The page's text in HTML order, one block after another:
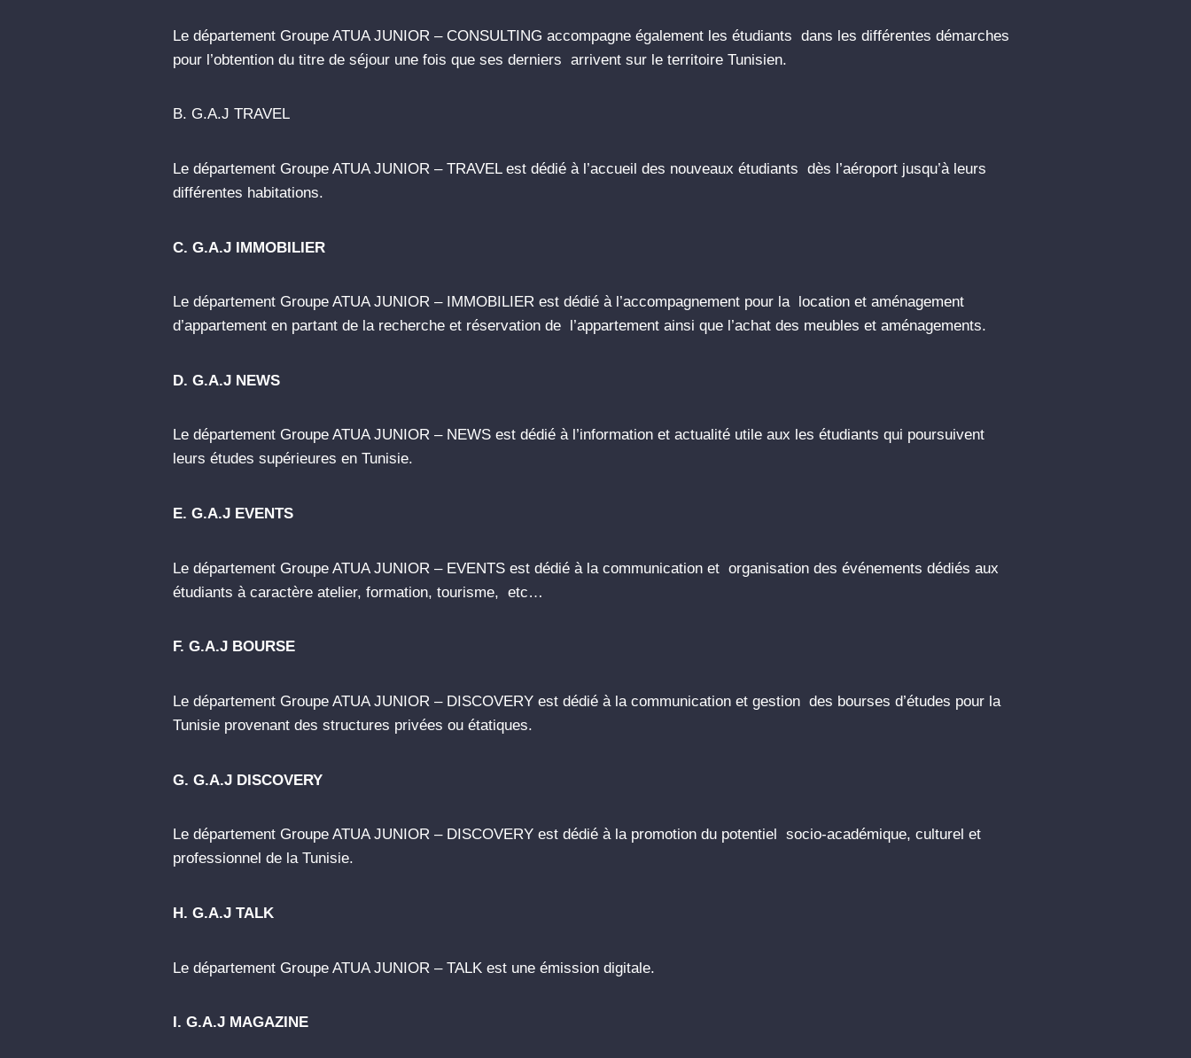
Le département Groupe ATUA JUNIOR – CONSULTING accompagne également les étudiants dans les différentes démarches
pour l’obtention du titre de séjour une fois que ses derniers arrivent sur le territoire Tunisien.
B. G.A.J TRAVEL
Le département Groupe ATUA JUNIOR – TRAVEL est dédié à l’accueil des nouveaux étudiants dès l’aéroport jusqu’à leurs
différentes habitations.
C. G.A.J IMMOBILIER
Le département Groupe ATUA JUNIOR – IMMOBILIER est dédié à l’accompagnement pour la location et aménagement
d’appartement en partant de la recherche et réservation de l’appartement ainsi que l’achat des meubles et aménagements.
D. G.A.J NEWS
Le département Groupe ATUA JUNIOR – NEWS est dédié à l’information et actualité utile aux les étudiants qui poursuivent
leurs études supérieures en Tunisie.
E. G.A.J EVENTS
Le département Groupe ATUA JUNIOR – EVENTS est dédié à la communication et organisation des événements dédiés aux
étudiants à caractère atelier, formation, tourisme, etc…
F. G.A.J BOURSE
Le département Groupe ATUA JUNIOR – DISCOVERY est dédié à la communication et gestion des bourses d’études pour la
Tunisie provenant des structures privées ou étatiques.
G. G.A.J DISCOVERY
Le département Groupe ATUA JUNIOR – DISCOVERY est dédié à la promotion du potentiel socio-académique, culturel et
professionnel de la Tunisie.
H. G.A.J TALK
Le département Groupe ATUA JUNIOR – TALK est une émission digitale.
I. G.A.J MAGAZINE